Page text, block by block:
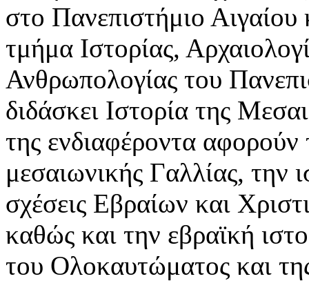
στο Πανεπιστήμιο Αιγαίου
τμήμα Ιστορίας,
Ανθρωπολογίας του
διδάσκει Ιστορία της
της ενδιαφέροντα αφορούν
μεσαιωνικής Γαλλίας, την
σχέσεις Εβραίων και
καθώς και την εβραϊκή
του Ολοκαυτώματος και